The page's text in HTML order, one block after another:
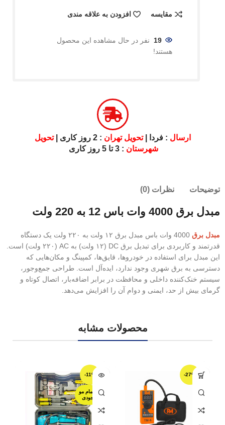
مقایسه افزودن به علاقه مندی
19 نفر در حال مشاهده این محصول
هستند!
ارسال : فردا |تحویل تهران : 2 روز کاری |
تحویل
شهرستان : 3 تا 5 روز کاری
توضیحات نظرات (0)
مبدل برق 4000 وات باس 12 به 220 ولت
مبدل برق
4000 وات باس مبدل برق ۱۲ ولت به ۲۲۰ ولت یک دستگاه
قدرتمند و کاربردی برای تبدیل برق DC (۱۲ ولت) به AC (۲۲۰ ولت) است.
این مبدل برای استفاده در خودروها، قایق‌ها، کمپینگ و مکان‌هایی که
دسترسی به برق شهری وجود ندارد، ایده‌آل است. طراحی جمع‌وجور،
سیستم خنک‌کننده داخلی و محافظت در برابر اضافه‌بار، اتصال کوتاه و
گرمای بیش از حد، ایمنی و دوام آن را افزایش می‌دهد.
محصولات مشابه
-27%
-11%
اتمام مو
جودی